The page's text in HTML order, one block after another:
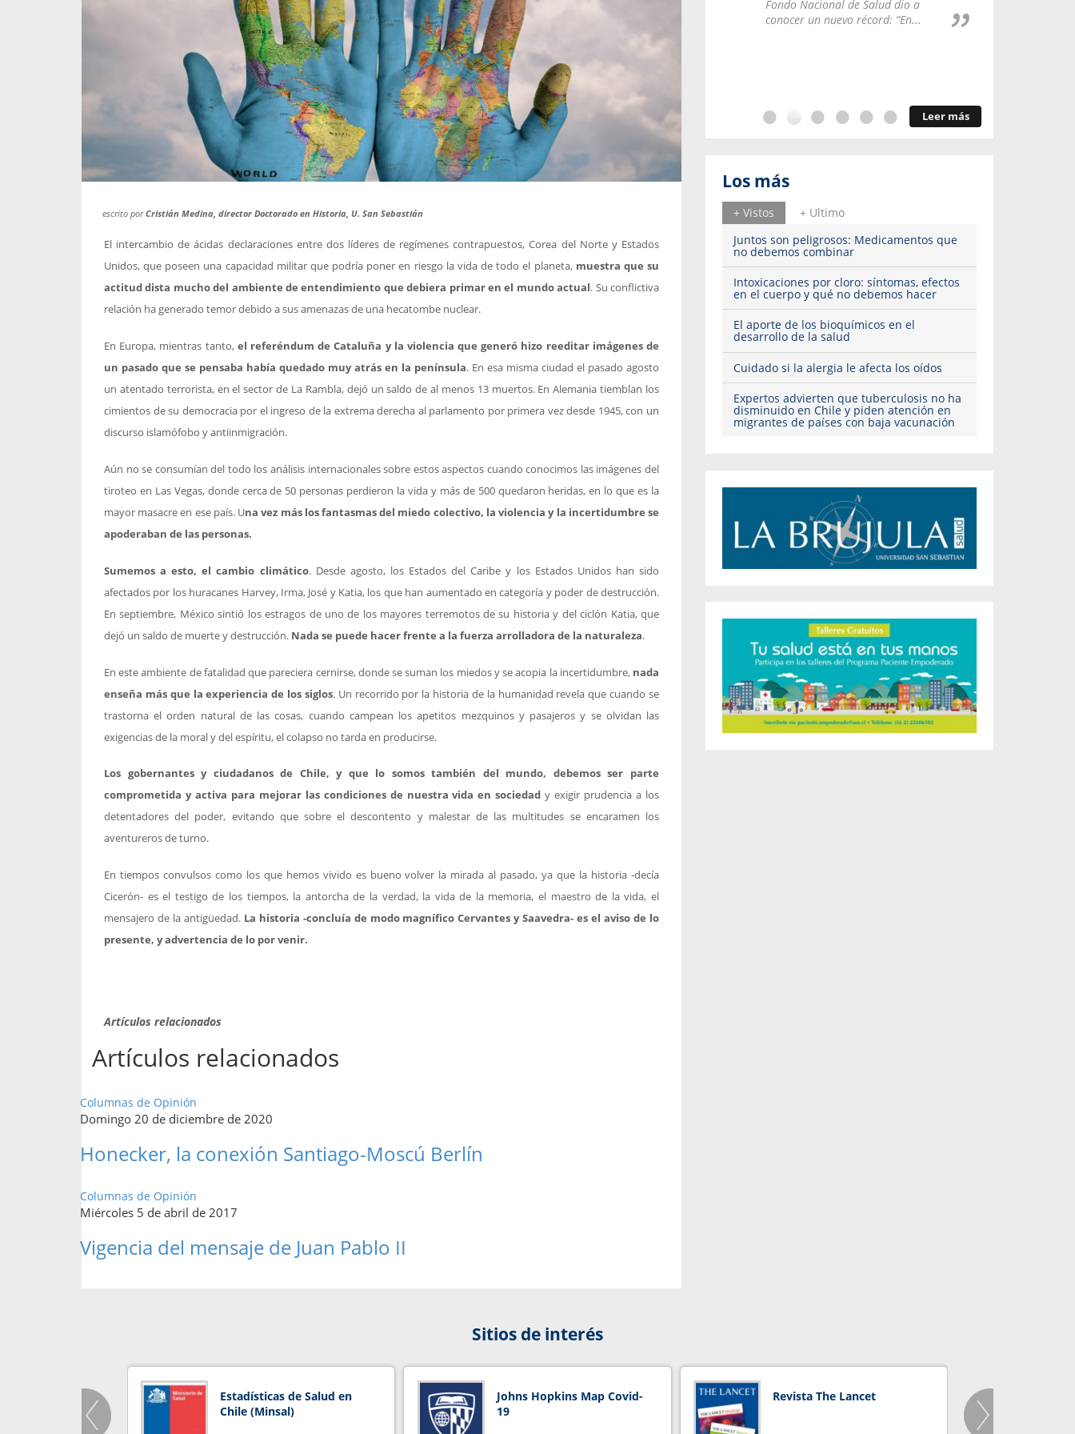
escrito porCristián Medina, director Doctorado en Historia, U. San Sebastián
El intercambio de ácidas declaraciones entre dos líderes de regímenes contrapuestos, Corea del Norte y Estados
Unidos, que poseen una capacidad militar que podría poner en riesgo la vida de todo el planeta, muestra que su
actitud dista mucho del ambiente de entendimiento que debiera primar en el mundo actual. Su conflictiva
relación ha generado temor debido a sus amenazas de una hecatombe nuclear.
En Europa, mientras tanto, el referéndum de Cataluña y la violencia que generó hizo reeditar imágenes de
un pasado que se pensaba había quedado muy atrás en la península. En esa misma ciudad el pasado agosto
un atentado terrorista, en el sector de La Rambla, dejó un saldo de al menos 13 muertos. En Alemania tiemblan los
cimientos de su democracia por el ingreso de la extrema derecha al parlamento por primera vez desde 1945, con un
discurso islamófobo y antiinmigración.
Aún no se consumían del todo los análisis internacionales sobre estos aspectos cuando conocimos las imágenes del
tiroteo en Las Vegas, donde cerca de 50 personas perdieron la vida y más de 500 quedaron heridas, en lo que es la
mayor masacre en ese país. Una vez más los fantasmas del miedo colectivo, la violencia y la incertidumbre se
apoderaban de las personas.
Sumemos a esto, el cambio climático. Desde agosto, los Estados del Caribe y los Estados Unidos han sido
afectados por los huracanes Harvey, Irma, José y Katia, los que han aumentado en categoría y poder de destrucción.
En septiembre, México sintió los estragos de uno de los mayores terremotos de su historia y del ciclón Katia, que
dejó un saldo de muerte y destrucción. Nada se puede hacer frente a la fuerza arrolladora de la naturaleza.
En este ambiente de fatalidad que pareciera cernirse, donde se suman los miedos y se acopia la incertidumbre, nada
enseña más que la experiencia de los siglos. Un recorrido por la historia de la humanidad revela que cuando se
trastorna el orden natural de las cosas, cuando campean los apetitos mezquinos y pasajeros y se olvidan las
exigencias de la moral y del espíritu, el colapso no tarda en producirse.
Los gobernantes y ciudadanos de Chile, y que lo somos también del mundo, debemos ser parte
comprometida y activa para mejorar las condiciones de nuestra vida en sociedad y exigir prudencia a los
detentadores del poder, evitando que sobre el descontento y malestar de las multitudes se encaramen los
aventureros de turno.
En tiempos convulsos como los que hemos vivido es bueno volver la mirada al pasado, ya que la historia -decía
Cicerón- es el testigo de los tiempos, la antorcha de la verdad, la vida de la memoria, el maestro de la vida, el
mensajero de la antigüedad. La historia -concluía de modo magnífico Cervantes y Saavedra- es el aviso de lo
presente, y advertencia de lo por venir.
Artículos relacionados
Artículos relacionados
Columnas de Opinión
Domingo 20 de diciembre de 2020
Honecker, la conexión Santiago-Moscú Berlín
Columnas de Opinión
Miércoles 5 de abril de 2017
Vigencia del mensaje de Juan Pablo II
propaga a un gran número de...
enfermedades periodontales. Sin
embargo, estas son las...
Fondo Nacional de Salud dio a
conocer un nuevo récord: “En...
Leer más
Los más
+ Vistos
+ Ultimo
Juntos son peligrosos: Medicamentos que
no debemos combinar
Intoxicaciones por cloro: síntomas, efectos
en el cuerpo y qué no debemos hacer
El aporte de los bioquímicos en el
desarrollo de la salud
Cuidado si la alergia le afecta los oídos
Expertos advierten que tuberculosis no ha
disminuido en Chile y piden atención en
migrantes de países con baja vacunación
Sitios de interés
Estadísticas de Salud en
Chile (Minsal)
Johns Hopkins Map Covid-
19
Revista The Lancet